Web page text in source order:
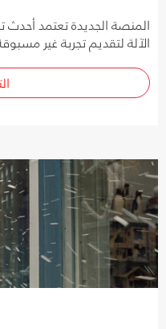
المنصة الجديدة تعتمد أحدث
الآلة لتقديم تجربة غير